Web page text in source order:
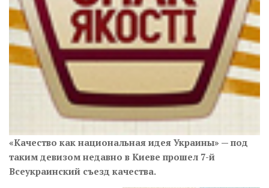
«Качество как национальная идея Украины» — под
таким девизом недавно в Киеве прошел 7-й
Всеукраинский съезд качества.